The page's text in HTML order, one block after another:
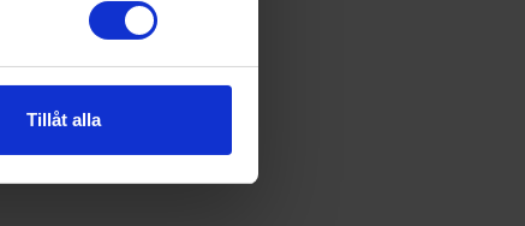
från din enhet
kombinera informationen
Tillåt alla